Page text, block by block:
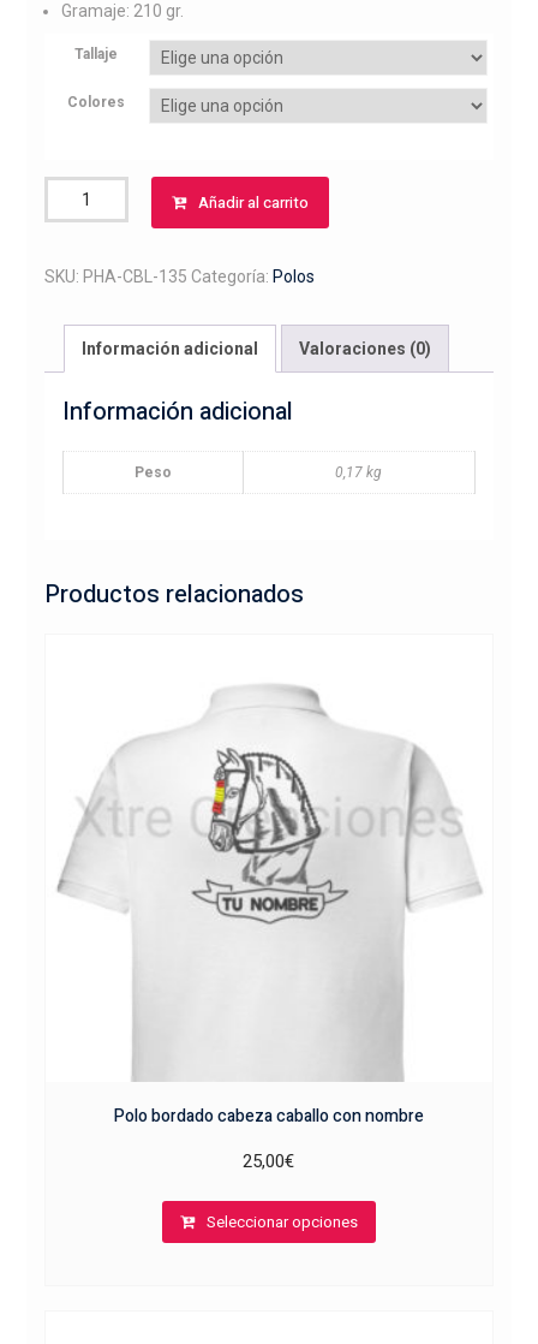
Gramaje: 210 gr.
Tallaje
Colores
bordado
y
Añadir al carrito
SKU: PHA-CBL-135 Categoría: Polos
Información adicional Valoraciones (0)
Información adicional
Peso 0,17 kg
Productos relacionados
Polo bordado cabeza caballo con nombre
25,00€
Seleccionar opciones
Este